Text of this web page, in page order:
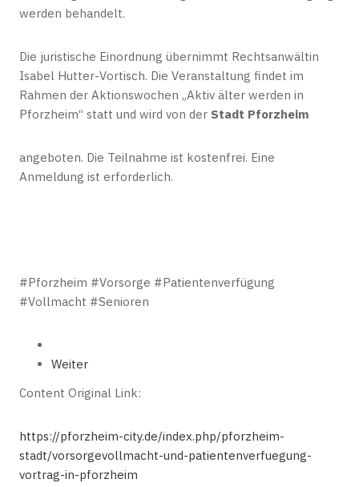
werden behandelt.
Die juristische Einordnung übernimmt Rechtsanwältin
Isabel Hutter-Vortisch. Die Veranstaltung findet im
Rahmen der Aktionswochen „Aktiv älter werden in
Pforzheim“ statt und wird von der Stadt Pforzheim
angeboten. Die Teilnahme ist kostenfrei. Eine
Anmeldung ist erforderlich.
#Pforzheim #Vorsorge #Patientenverfügung
#Vollmacht #Senioren
Weiter
Content Original Link:
https://pforzheim-city.de/index.php/pforzheim-
stadt/vorsorgevollmacht-und-patientenverfuegung-
vortrag-in-pforzheim